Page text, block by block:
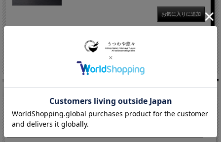
1 / 1ページ（全11件）
商品検索
キーワード検索